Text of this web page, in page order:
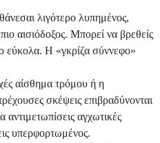
λιγότερο λυπημένος,
αισιόδοξος. Μπορεί να βρεθείς
εύκολα. Η «γκρίζα σύννεφο»
αίσθημα τρόμου ή η
σκέψεις επιβραδύνονται
αντιμετωπίσεις αγχωτικές
υπερφορτωμένος.